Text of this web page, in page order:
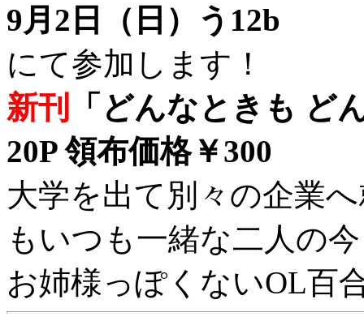
9月2日（日）う12b
にて参加します！
新刊
「どんなときも ど
20P 領布価格￥300
大学を出て別々の企業
もいつも一緒な二人の
お姉様っぽくないOL百